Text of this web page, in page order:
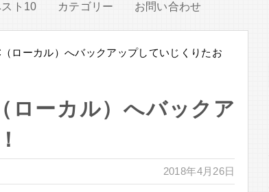
ト10 カテゴリー お問い合わせ
ローカル）へバックアップしていじくりたお
ローカル）へバックア
2018年4月26日